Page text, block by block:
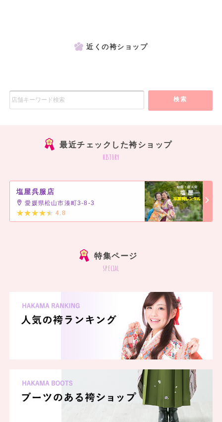
近くの袴ショップ
検索
最近チェックした袴ショップ
history
塩屋呉服店
愛媛県松山市湊町3-8-3
4.8
特集ページ
special